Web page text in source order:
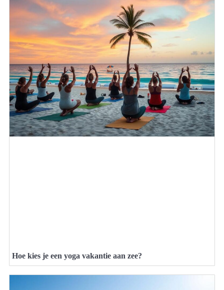
Hoe kies je een yoga vakantie aan zee?